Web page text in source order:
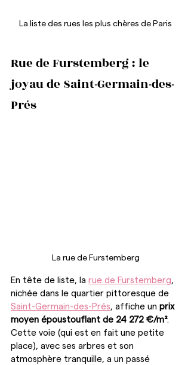
La liste des rues les plus chères de Paris
Rue de Furstemberg : le
joyau de Saint-Germain-des-
Prés
La rue de Furstemberg
En tête de liste, la rue de Furstemberg,
nichée dans le quartier pittoresque de
Saint-Germain-des-Prés, affiche un prix
moyen époustouflant de 24 272 €/m².
Cette voie (qui est en fait une petite
place), avec ses arbres et son
atmosphère tranquille, a un passé